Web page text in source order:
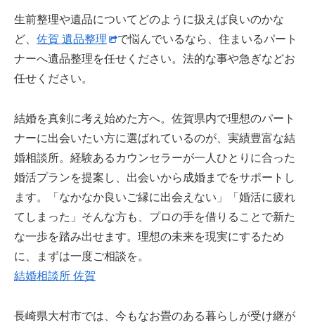
生前整理や遺品についてどのように扱えば良いのかな
ど、 佐賀 遺品整理
で悩んでいるなら、住まいるパート
ナーへ遺品整理を任せください。法的な事や急ぎなどお
任せください。
結婚を真剣に考え始めた方へ。佐賀県内で理想のパート
ナーに出会いたい方に選ばれているのが、実績豊富な結
婚相談所。経験あるカウンセラーが一人ひとりに合った
婚活プランを提案し、出会いから成婚までをサポートし
ます。「なかなか良いご縁に出会えない」「婚活に疲れ
てしまった」そんな方も、プロの手を借りることで新た
な一歩を踏み出せます。理想の未来を現実にするため
に、まずは一度ご相談を。
結婚相談所 佐賀
長崎県大村市では、今もなお畳のある暮らしが受け継が